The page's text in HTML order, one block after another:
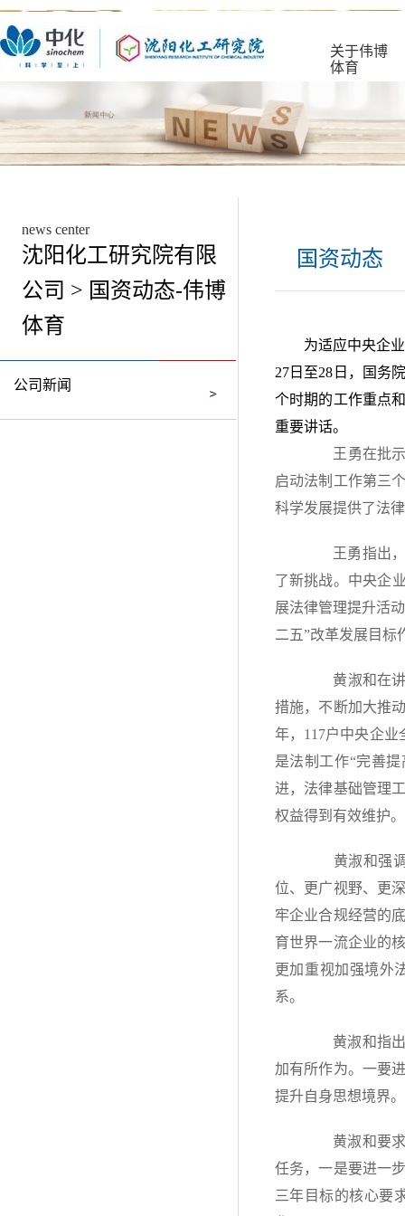
关于伟博
体育
news center
沈阳化工研究院有限
公司 > 国资动态-伟博
体育
公司新闻
国资动态
为适应中央企
27日至28日，国务
个时期的工作重点
重要讲话。
王勇在批示
启动法制工作第三
科学发展提供了法
王勇指出，
了新挑战。中央企
展法律管理提升活
二五”改革发展目标
黄淑和在讲
措施，不断加大推
年，117户中央企
是法制工作“完善
进，法律基础管理
权益得到有效维护。
黄淑和强调
位、更广视野、更
牢企业合规经营的
育世界一流企业的
更加重视加强境外
系。
黄淑和指出
加有所作为。一要
提升自身思想境界。
黄淑和要求
任务，一是要进一
三年目标的核心要